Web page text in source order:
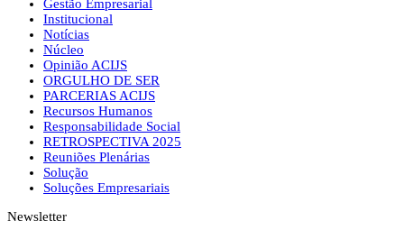
Gestão Empresarial
Institucional
Notícias
Núcleo
Opinião ACIJS
ORGULHO DE SER
PARCERIAS ACIJS
Recursos Humanos
Responsabilidade Social
RETROSPECTIVA 2025
Reuniões Plenárias
Solução
Soluções Empresariais
Newsletter